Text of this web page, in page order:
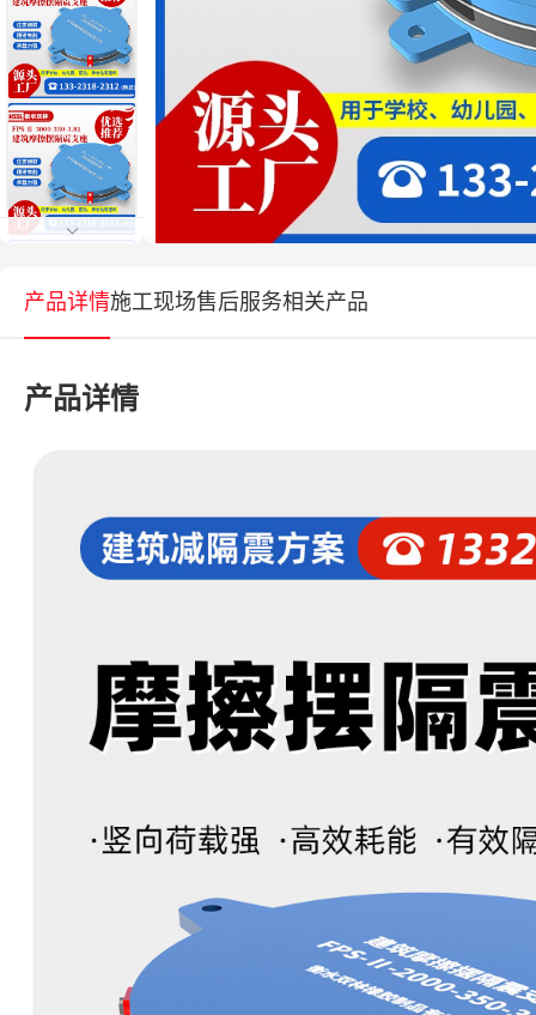
产品详情施工现场售后服务相关产品
产品详情